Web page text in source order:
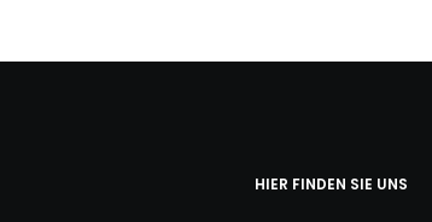
HIER FINDEN SIE UNS